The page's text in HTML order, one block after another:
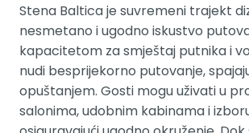
Stena Baltica je suvremeni trajekt
nesmetano i ugodno iskustvo
kapacitetom za smještaj putnika i
nudi besprijekorno putovanje,
opuštanjem. Gosti mogu uživati u
salonima, udobnim kabinama i